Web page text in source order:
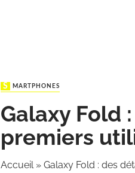
SMARTPHONES
Galaxy Fold
premiers
Accueil» Galaxy Fold : des